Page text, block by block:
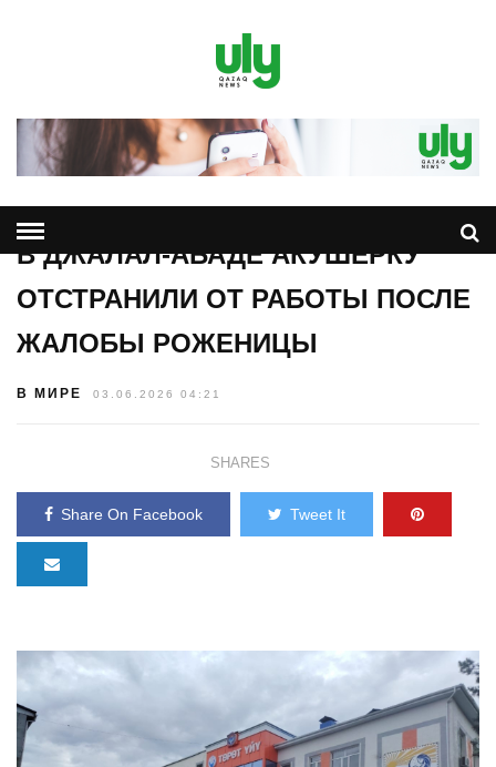
В ДЖАЛАЛ-АБАДЕ АКУШЕРКУ
ОТСТРАНИЛИ ОТ РАБОТЫ ПОСЛЕ
ЖАЛОБЫ РОЖЕНИЦЫ
В МИРЕ 03.06.2026 04:21
SHARES
Share On Facebook Tweet It